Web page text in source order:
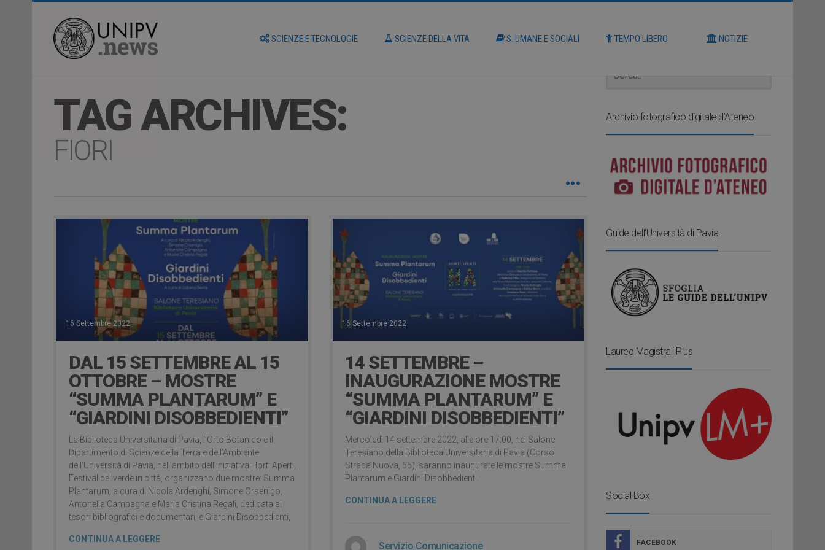
SCIENZE E TECNOLOGIE SCIENZE DELLA VITA S. UMANE E SOCIALI TEMPO LIBERO NOTIZIE
TAG ARCHIVES:
FIORI
16 Settembre 2022
DAL 15 SETTEMBRE AL 15
OTTOBRE – MOSTRE
“SUMMA PLANTARUM” E
“GIARDINI DISOBBEDIENTI”
La Biblioteca Universitaria di Pavia, l’Orto Botanico e il
Dipartimento di Scienze della Terra e dell’Ambiente
dell’Università di Pavia, nell’ambito dell’iniziativa Horti Aperti,
Festival del verde in città, organizzano due mostre: Summa
Plantarum, a cura di Nicola Ardenghi, Simone Orsenigo,
Antonella Campagna e Maria Cristina Regali, dedicata ai
tesori bibliografici e documentari, e Giardini Disobbedienti,
CONTINUA A LEGGERE
16 Settembre 2022
14 SETTEMBRE –
INAUGURAZIONE MOSTRE
“SUMMA PLANTARUM” E
“GIARDINI DISOBBEDIENTI”
Mercoledì 14 settembre 2022, alle ore 17:00, nel Salone
Teresiano della Biblioteca Universitaria di Pavia (Corso
Strada Nuova, 65), saranno inaugurate le mostre Summa
Plantarum e Giardini Disobbedienti.
CONTINUA A LEGGERE
Servizio Comunicazione
Archivio fotografico digitale d’Ateneo
Guide dell’Università di Pavia
Lauree Magistrali Plus
Social Box
FACEBOOK